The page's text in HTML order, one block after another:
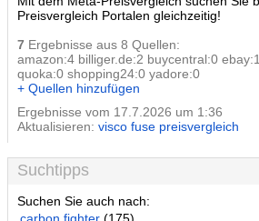
Preisvergleich Portalen gleichzeitig!
7 Ergebnisse aus 8 Quellen:
amazon:4 billiger.de:2 buycentral:0
quoka:0 shopping24:0 yadore:0
+ Quellen hinzufügen
Ergebnisse vom 17.7.2026 um 1:36
Aktualisieren: visco fuse preisvergleich
Suchtipps
Suchen Sie auch nach: